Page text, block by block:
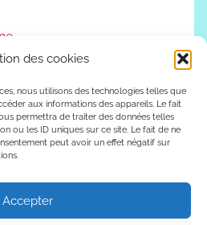
des cookies
nous utilisons des technologies telles que
aux informations des appareils. Le fait
permettra de traiter des données telles
ou les ID uniques sur ce site. Le fait de ne
peut avoir un effet négatif sur
Accepter